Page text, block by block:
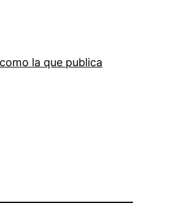
la que publica